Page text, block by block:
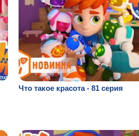
Что такое красота - 81 серия